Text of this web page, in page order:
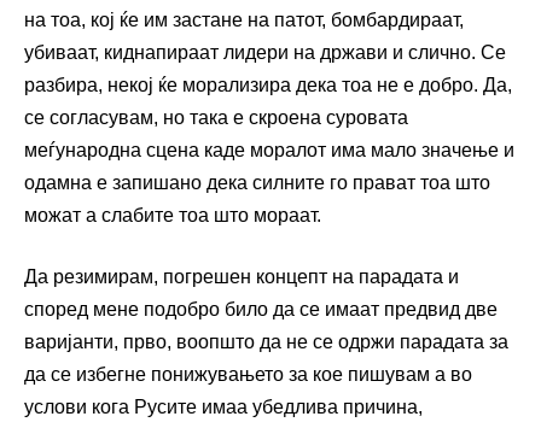
на тоа, кој ќе им застане на патот, бомбардираат,
убиваат, киднапираат лидери на држави и слично. Се
разбира, некој ќе морализира дека тоа не е добро. Да,
се согласувам, но така е скроена суровата
меѓународна сцена каде моралот има мало значење и
одамна е запишано дека силните го прават тоа што
можат а слабите тоа што мораат.
Да резимирам, погрешен концепт на парадата и
според мене подобро било да се имаат предвид две
варијанти, прво, воопшто да не се одржи парадата за
да се избегне понижувањето за кое пишувам а во
услови кога Русите имаа убедлива причина,